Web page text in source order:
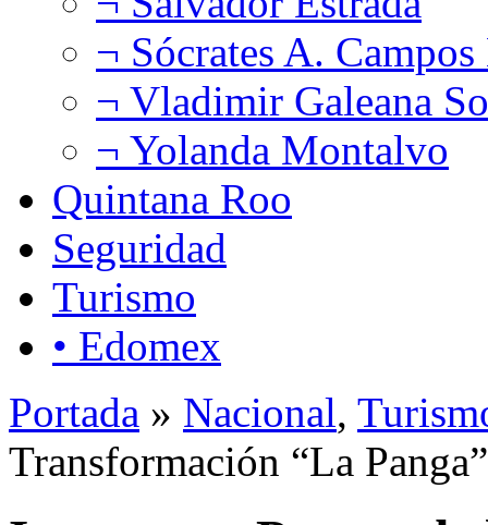
¬ Sócrates A.
¬ Vladimir Galeana
¬ Yolanda Montalvo
Quintana Roo
Seguridad
Turismo
• Edomex
Portada » Nacional,
Transformación “La Panga”